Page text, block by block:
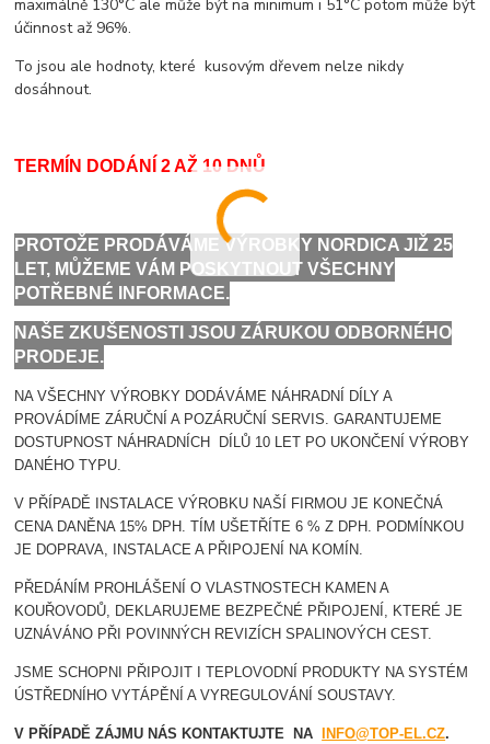
maximálně 130°C ale může být na minimum i 51°C potom může být
účinnost až 96%.
To jsou ale hodnoty, které kusovým dřevem nelze nikdy
dosáhnout.
TERMÍN DODÁNÍ 2 AŽ 10 DNŮ
PROTOŽE PRODÁVÁME VÝROBKY NORDICA JIŽ 25
LET, MŮŽEME VÁM POSKYTNOUT VŠECHNY
POTŘEBNÉ INFORMACE.
NAŠE ZKUŠENOSTI JSOU ZÁRUKOU ODBORNÉHO
PRODEJE.
NA VŠECHNY VÝROBKY DODÁVÁME NÁHRADNÍ DÍLY A
PROVÁDÍME ZÁRUČNÍ A POZÁRUČNÍ SERVIS. GARANTUJEME
DOSTUPNOST NÁHRADNÍCH DÍLŮ 10 LET PO UKONČENÍ VÝROBY
DANÉHO TYPU.
V PŘÍPADĚ INSTALACE VÝROBKU NAŠÍ FIRMOU JE KONEČNÁ
CENA DANĚNA 15% DPH. TÍM UŠETŘÍTE 6 % Z DPH. PODMÍNKOU
JE DOPRAVA, INSTALACE A PŘIPOJENÍ NA KOMÍN.
PŘEDÁNÍM PROHLÁŠENÍ O VLASTNOSTECH KAMEN A
KOUŘOVODŮ, DEKLARUJEME BEZPEČNÉ PŘIPOJENÍ, KTERÉ JE
UZNÁVÁNO PŘI POVINNÝCH REVIZÍCH SPALINOVÝCH CEST.
JSME SCHOPNI PŘIPOJIT I TEPLOVODNÍ PRODUKTY NA SYSTÉM
ÚSTŘEDNÍHO VYTÁPĚNÍ A VYREGULOVÁNÍ SOUSTAVY.
V PŘÍPADĚ ZÁJMU NÁS KONTAKTUJTE NA INFO@TOP-EL.CZ.